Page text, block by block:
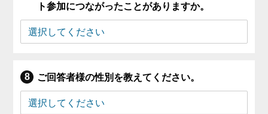
ト参加につながったことがありますか。
ご回答者様の性別を教えてください。